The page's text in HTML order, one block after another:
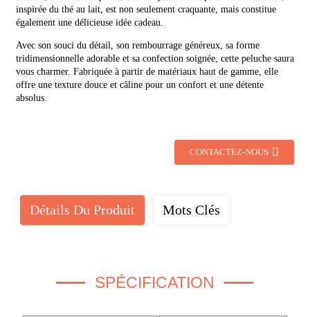
inspirée du thé au lait, est non seulement craquante, mais constitue
également une délicieuse idée cadeau.
Avec son souci du détail, son rembourrage généreux, sa forme
tridimensionnelle adorable et sa confection soignée, cette peluche saura
vous charmer. Fabriquée à partir de matériaux haut de gamme, elle
offre une texture douce et câline pour un confort et une détente
absolus.
CONTACTEZ-NOUS
Détails Du Produit Mots Clés
SPÉCIFICATION